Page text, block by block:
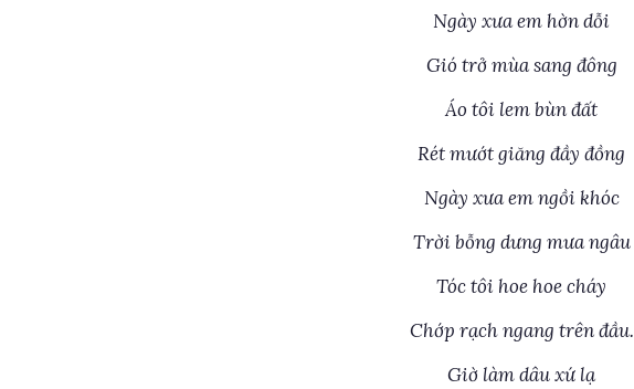
Ngày xưa em hờn dỗi
Gió trở mùa sang đông
Áo tôi lem bùn đất
Rét mướt giăng đầy đồng
Ngày xưa em ngồi khóc
Trời bỗng dưng mưa ngâu
Tóc tôi hoe hoe cháy
Chớp rạch ngang trên đầu.
Giờ làm dâu xứ lạ